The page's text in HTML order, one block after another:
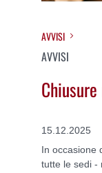
AVVISI
AVVISI
15.12.2025
In occasione
tutte le sedi -